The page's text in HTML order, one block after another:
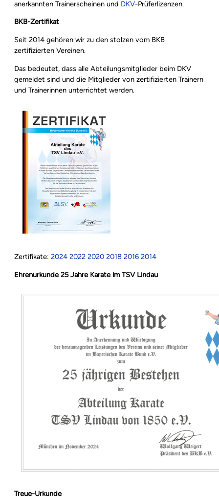
anerkannten Trainerscheinen und DKV-Prüferlizenzen.
BKB-Zertifikat
Seit 2014 gehören wir zu den stolzen vom BKB
zertifizierten Vereinen.
Das bedeutet, dass alle Abteilungsmitglieder beim DKV
gemeldet sind und die Mitglieder von zertifizierten Trainern
und Trainerinnen unterrichtet werden.
Zertifikate:2024 2022 2020 2018 2016 2014
Ehrenurkunde 25 Jahre Karate im TSV Lindau
Treue-Urkunde